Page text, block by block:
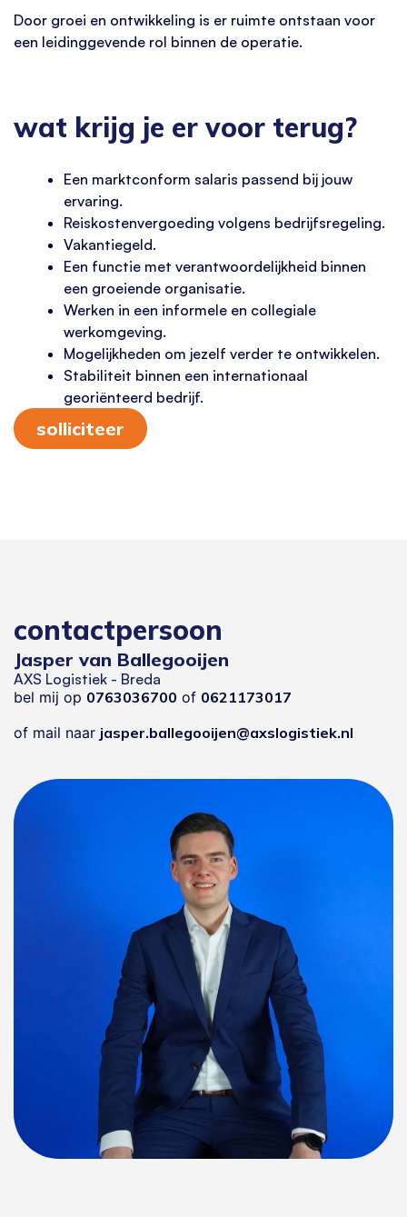
Door groei en ontwikkeling is er ruimte ontstaan voor
een leidinggevende rol binnen de operatie.
wat krijg je er voor terug?
Een marktconform salaris passend bij jouw
ervaring.
Reiskostenvergoeding volgens bedrijfsregeling.
Vakantiegeld.
Een functie met verantwoordelijkheid binnen
een groeiende organisatie.
Werken in een informele en collegiale
werkomgeving.
Mogelijkheden om jezelf verder te ontwikkelen.
Stabiliteit binnen een internationaal
georiënteerd bedrijf.
solliciteer
contactpersoon
Jasper van Ballegooijen
AXS Logistiek - Breda
bel mij op 0763036700 of 0621173017
of mail naar jasper.ballegooijen@axslogistiek.nl